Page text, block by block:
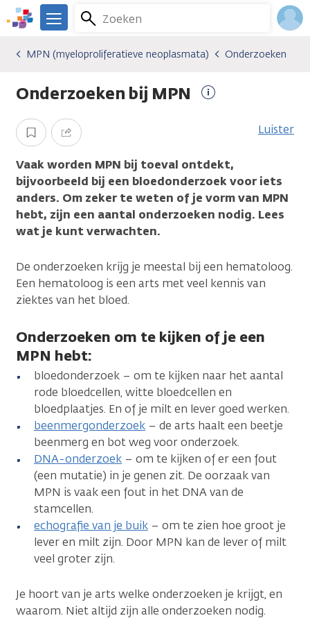
Overslaan
en
gaan
We
er
je.
Zoeken
Menu
Kankersoorten
MPN (myeloproliferatieve neoplasmata)
Onderzoeken
MPN (myeloproliferatieve neoplasmata) Onderzoeken
Onderzoeken bij MPN
informatie
Opslaan Delen Luister
Vaak worden MPN bij toeval ontdekt,
bijvoorbeeld bij een bloedonderzoek voor iets
anders. Om zeker te weten of je vorm van MPN
hebt, zijn een aantal onderzoeken nodig. Lees
wat je kunt verwachten.
De onderzoeken krijg je meestal bij een hematoloog.
Een hematoloog is een arts met veel kennis van
ziektes van het bloed.
Onderzoeken om te kijken of je een
MPN hebt:
bloedonderzoek – om te kijken naar het aantal
rode bloedcellen, witte bloedcellen en
bloedplaatjes. En of je milt en lever goed werken.
beenmergonderzoek – de arts haalt een beetje
beenmerg en bot weg voor onderzoek.
DNA-onderzoek – om te kijken of er een fout
(een mutatie) in je genen zit. De oorzaak van
MPN is vaak een fout in het DNA van de
stamcellen.
echografie van je buik – om te zien hoe groot je
lever en milt zijn. Door MPN kan de lever of milt
veel groter zijn.
Je hoort van je arts welke onderzoeken je krijgt, en
waarom. Niet altijd zijn alle onderzoeken nodig.